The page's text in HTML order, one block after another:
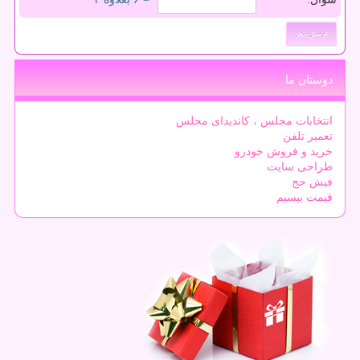
دوستان ما
انتخابات مجلس ، کاندیدای مجلس
تعمیر تلفن
خرید و فروش خودرو
طراحی سایت
فیش حج
قیمت بیسیم